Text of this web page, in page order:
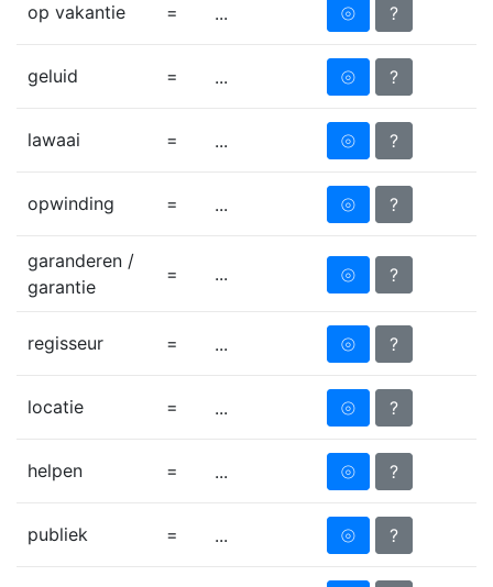
op vakantie = ... ⦾ ?
geluid = ... ⦾ ?
lawaai = ... ⦾ ?
opwinding = ... ⦾ ?
garanderen /
garantie
= ... ⦾ ?
regisseur = ... ⦾ ?
locatie = ... ⦾ ?
helpen = ... ⦾ ?
publiek = ... ⦾ ?